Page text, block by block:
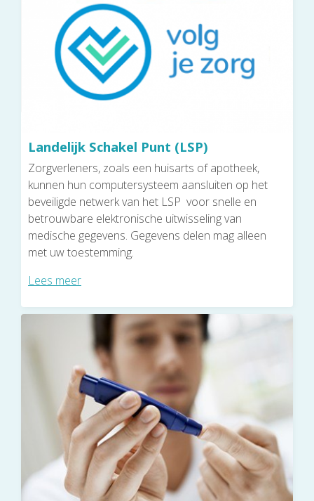
Landelijk Schakel Punt (LSP)
Zorgverleners, zoals een huisarts of apotheek,
kunnen hun computersysteem aansluiten op het
beveiligde netwerk van het LSP voor snelle en
betrouwbare elektronische uitwisseling van
medische gegevens. Gegevens delen mag alleen
met uw toestemming.
Lees meer